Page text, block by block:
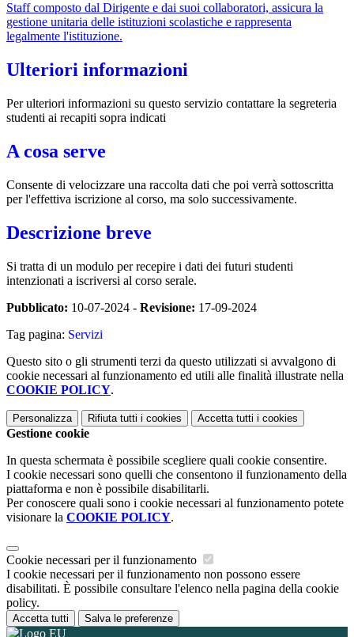
Staff composto dal Dirigente e dai suoi collaboratori, assicura la
gestione unitaria delle istituzioni scolastiche e rappresenta
legalmente l'istituzione.
Ulteriori informazioni
Per ulteriori informazioni su questo servizio contattare la segreteria
studenti ai recapiti sopra indicati
A cosa serve
Consente di velocizzare una raccolta dati che poi verrà sottoscritta
per l'effettiva iscrizione al corso, ma solo successivamente.
Descrizione breve
Si tratta di un modulo per recepire i dati dei futuri studenti
intenzionati a iscriversi al corso serale.
Pubblicato: 10-07-2024 - Revisione: 17-09-2024
Tag pagina: Servizi
Questo sito o gli strumenti terzi da questo utilizzati si avvalgono di
cookie necessari al funzionamento ed utili alle finalità illustrate nella
COOKIE POLICY.
Personalizza Rifiuta tutti i cookies Accetta tutti i cookies
Gestione cookie
In questa schermata è possibile scegliere quali cookie consentire.
I cookie necessari sono quelli che consentono il funzionamento della
piattaforma e non è possibile disabilitarli.
Per conoscere quali sono i cookie necessari al funzionamento potete
visionare la COOKIE POLICY.
Cookie necessari per il funzionamento
I cookie necessari per il funzionamento non possono essere
disabilitati. È possibile consultare l'elenco nella pagina della cookie
policy.
Accetta tutti Salva le preferenze